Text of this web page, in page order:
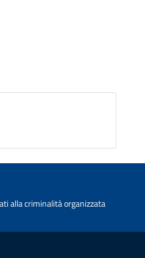
alla criminalità organizzata